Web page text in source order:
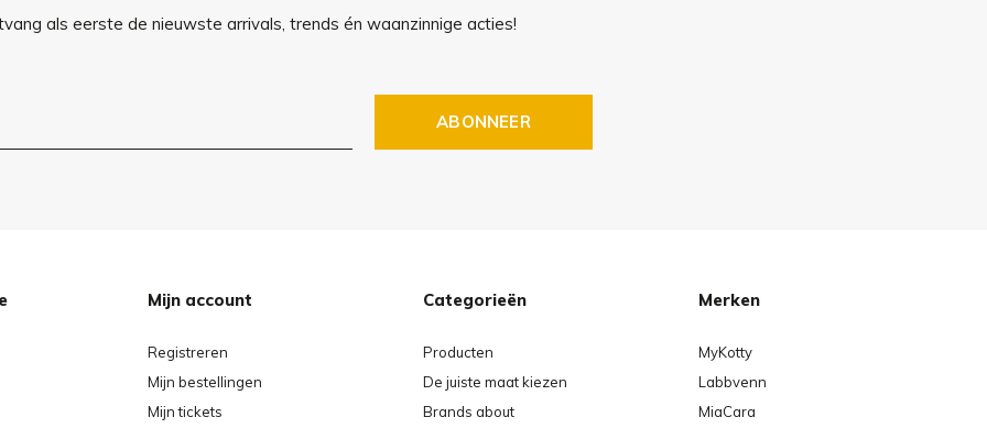
Laat de hoes na het
en het frame niet
ze op te bergen in een
als eerste de nieuwste arrivals, trends én waanzinnige acties!
ABONNEER
Mijn account
Registreren
Mijn bestellingen
Mijn tickets
Categorieën
Producten
De juiste maat kiezen
Brands about
Merken
MyKotty
Labbvenn
MiaCara